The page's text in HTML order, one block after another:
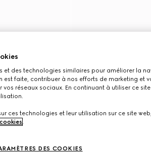
et des technologies similaires pour améliorer la
est faite, contribuer à nos efforts de marketing et
vos réseaux sociaux. En continuant à utiliser ce
ces technologies et leur utilisation sur ce site
.
DES COOKIES